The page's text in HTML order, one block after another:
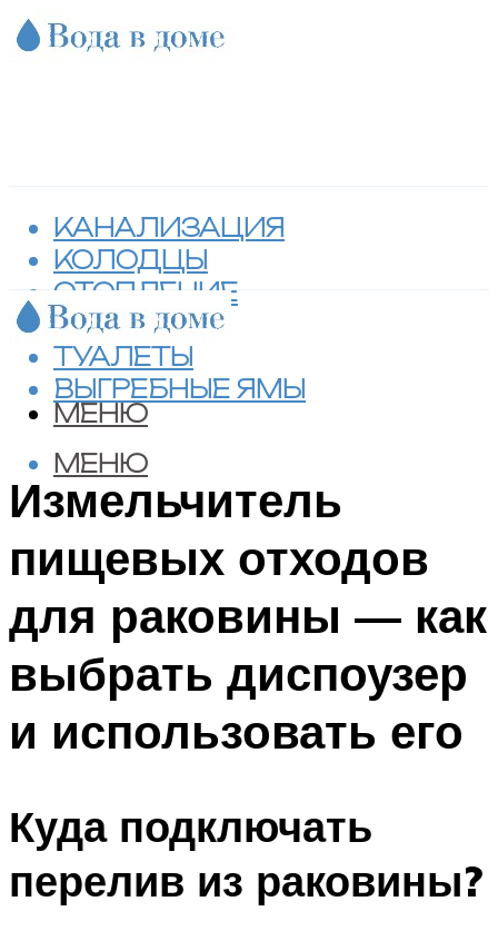
КАНАЛИЗАЦИЯ
КОЛОДЦЫ
ОТОПЛЕНИЕ
СЕПТИКИ
ТУАЛЕТЫ
ВЫГРЕБНЫЕ ЯМЫ
МЕНЮ
МЕНЮ
Измельчитель
пищевых отходов
для раковины — как
выбрать диспоузер
и использовать его
Куда подключать
перелив из раковины?